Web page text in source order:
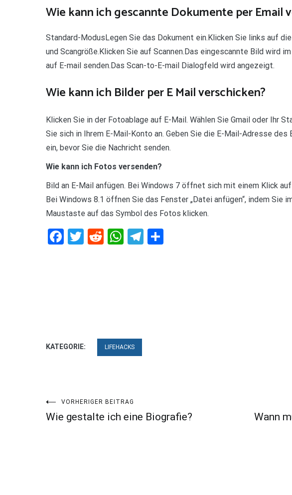
Wie kann ich gescannte Dokumente per Email
Standard-ModusLegen Sie das Dokument ein.Klicken Sie links auf
und Scangröße.Klicken Sie auf Scannen.Das eingescannte Bild wird
auf E-mail senden.Das Scan-to-E-mail Dialogfeld wird angezeigt.
Wie kann ich Bilder per E Mail verschicken?
Klicken Sie in der Fotoablage auf E-Mail. Wählen Sie Gmail oder Ihr
Sie sich in Ihrem E-Mail-Konto an. Geben Sie die E-Mail-Adresse
ein, bevor Sie die Nachricht senden.
Wie kann ich Fotos versenden?
Bild an E-Mail anfügen. Bei Windows 7 öffnet sich mit einem Klick auf
Bei Windows 8.1 öffnen Sie das Fenster „Datei anfügen“, indem Sie
Maustaste auf das Symbol des Fotos klicken.
Facebook
Twitter
RedditWhatsApp
Telegram
KATEGORIE: LIFEHACKS
Beitragsnavigation
VORHERIGER BEITRAG
Wie gestalte ich eine Biografie?
Wann